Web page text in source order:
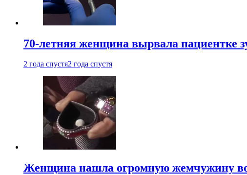
70-летняя женщина вырвала пациентке
2 года спустя2 года спустя
Женщина нашла огромную жемчужину во